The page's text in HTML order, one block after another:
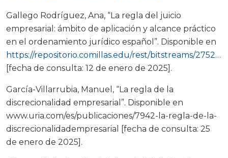
Gallego Rodríguez, Ana, “La regla del juicio
empresarial: ámbito de aplicación y alcance práctico
en el ordenamiento jurídico español”. Disponible en
https://repositorio.comillas.edu/rest/bitstreams/275256/retrieve
[fecha de consulta: 12 de enero de 2025].
García-Villarrubia, Manuel, “La regla de la
discrecionalidad empresarial”. Disponible en
www.uria.com/es/publicaciones/7942-la-regla-de-la-
discrecionalidadempresarial [fecha de consulta: 25
de enero de 2025].